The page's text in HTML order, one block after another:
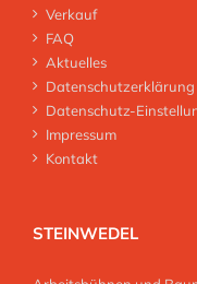
Verkauf
FAQ
Aktuelles
Datenschutzerklärung
Datenschutz-
Impressum
Kontakt
STEINWEDEL